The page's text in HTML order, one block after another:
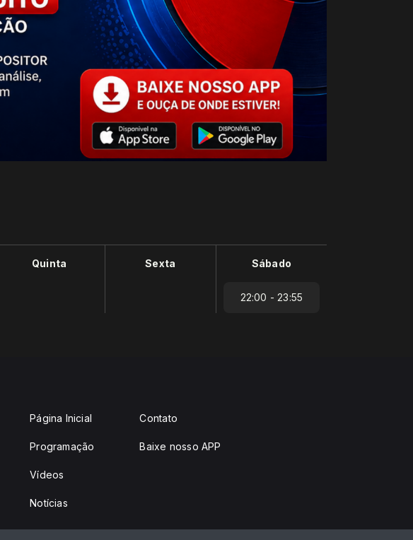
Quinta Sexta Sábado
22:00 - 23:55
Página Inicial
Programação
Vídeos
Notícias
Contato
Baixe nosso APP